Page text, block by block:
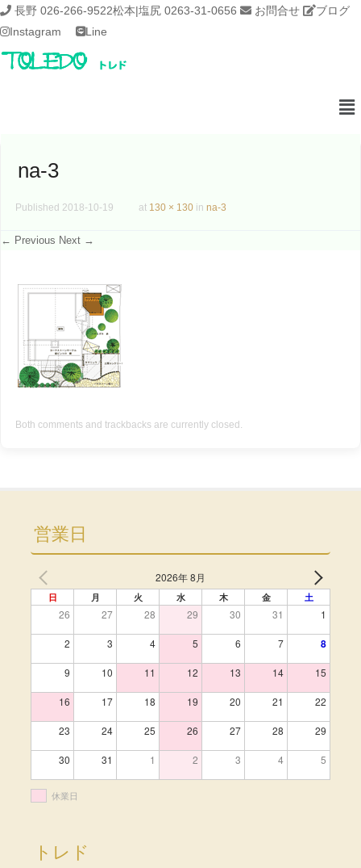
長野 026-266-9522松本|塩尻 0263-31-0656 お問合せ
ブログ
Instagram
Line
na-3
Published 2018-10-19 at 130 × 130 in na-3
← Previous Next →
Both comments and trackbacks are currently closed.
営業日
2026年 8月
日 月 火 水 木 金 土
26 27 28 29 30 31 1
2 3 4 5 6 7 8
9 10 11 12 13 14 15
16 17 18 19 20 21 22
23 24 25 26 27 28 29
30 31 1 2 3 4 5
休業日
トレド